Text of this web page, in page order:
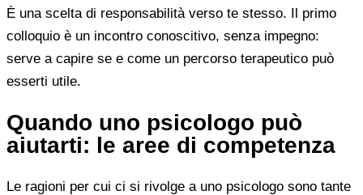
È una scelta di responsabilità verso te stesso. Il primo
colloquio è un incontro conoscitivo, senza impegno:
serve a capire se e come un percorso terapeutico può
esserti utile.
Quando uno psicologo può
aiutarti: le aree di competenza
Le ragioni per cui ci si rivolge a uno psicologo sono tante